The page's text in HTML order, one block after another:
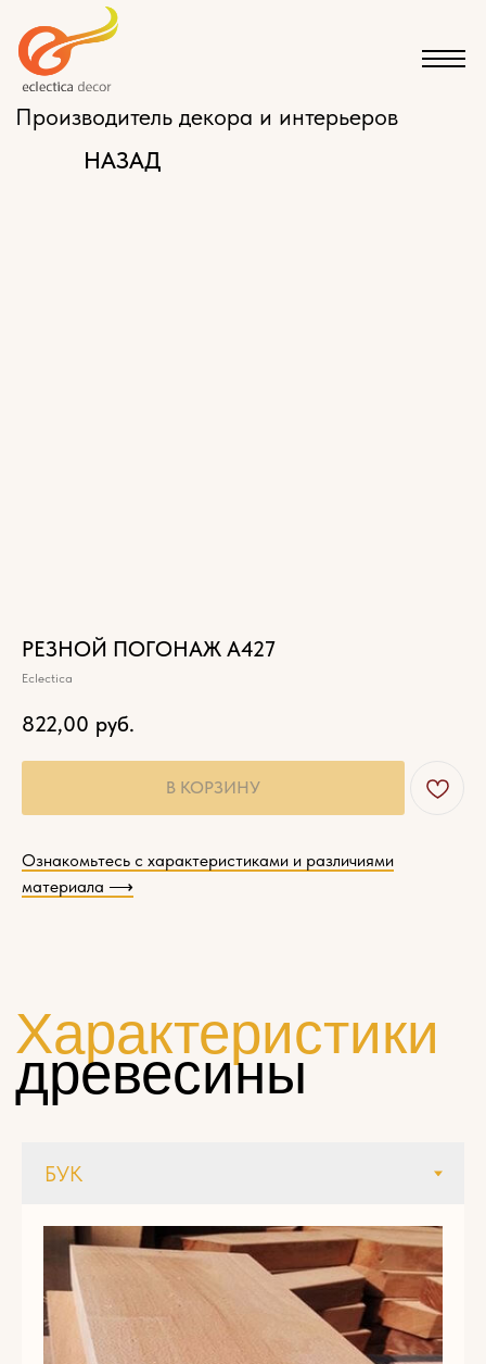
НАЗАД
Производитель декора и интерьеров
РЕЗНОЙ ПОГОНАЖ А427
Eclectica
822,00 руб.
В КОРЗИНУ
Ознакомьтесь с характеристиками и различиями
материала ⟶
Характеристики
древесины